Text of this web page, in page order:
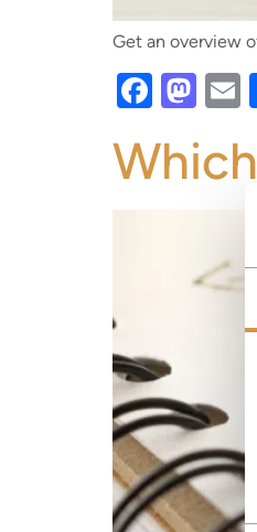
Get an overview